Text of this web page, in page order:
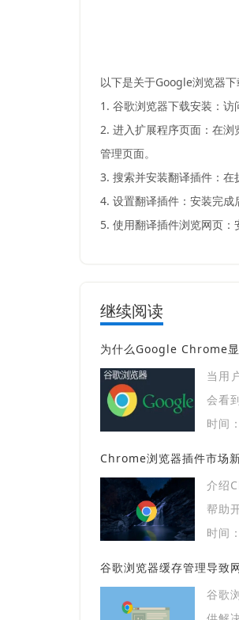
以下是关于Google浏览器
1. 谷歌浏览器下载安装：访
2. 进入扩展程序页面：在
管理页面。
3. 搜索并安装翻译插件：在
4. 设置翻译插件：安装完成
5. 使用翻译插件浏览网页：
继续阅读
为什么Google Chrome显
当用
会看
使用
时间
Chrome浏览器插件市场
介绍
帮助
时间
谷歌浏览器缓存管理导致
谷歌